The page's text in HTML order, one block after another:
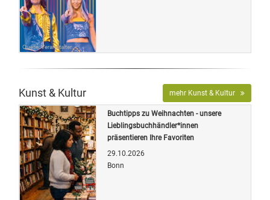
Quelle: Veranstalter
Kunst & Kultur mehr Kunst & Kultur
Buchtipps zu Weihnachten - unsere
Lieblingsbuchhändler*innen
präsentieren Ihre Favoriten
29.10.2026
Bonn